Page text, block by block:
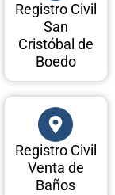
Registro Civil
San
Cristóbal de
Boedo
Registro Civil
Venta de
Baños